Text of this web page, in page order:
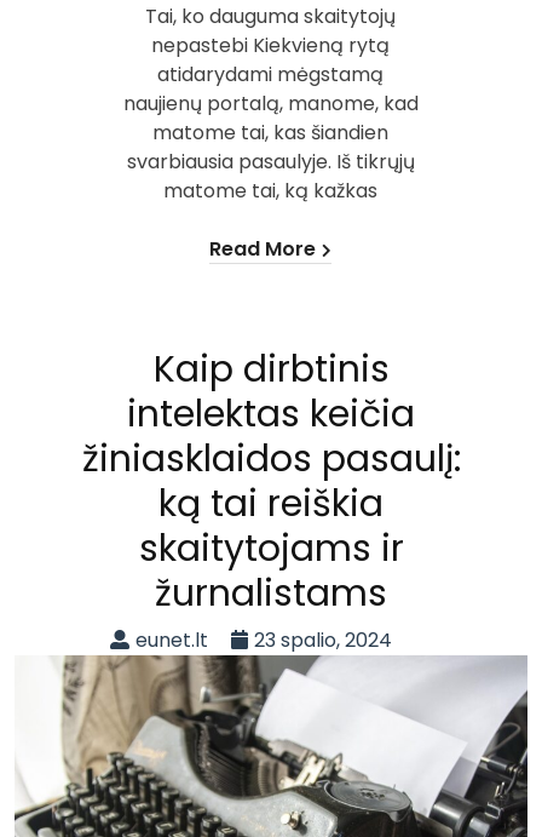
Tai, ko dauguma skaitytojų
nepastebi Kiekvieną rytą
atidarydami mėgstamą
naujienų portalą, manome, kad
matome tai, kas šiandien
svarbiausia pasaulyje. Iš tikrųjų
matome tai, ką kažkas
Read More
Kaip dirbtinis
intelektas keičia
žiniasklaidos pasaulį:
ką tai reiškia
skaitytojams ir
žurnalistams
eunet.lt 23 spalio, 2024